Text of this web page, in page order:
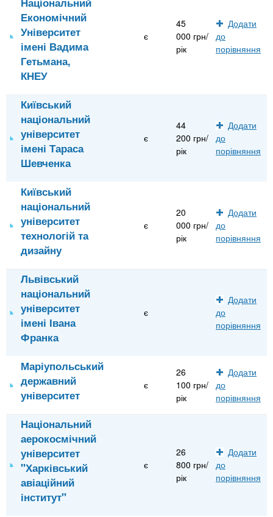
Економічний
Університет
імені Вадима
Гетьмана,
КНЕУ
є
45
000 грн/
рік
Додати
до
порівняння
Київський
національний
університет
імені Тараса
Шевченка
є
44
200 грн/
рік
Додати
до
порівняння
Київський
національний
університет
технологій та
дизайну
є
20
000 грн/
рік
Додати
до
порівняння
Львівський
національний
університет
імені Івана
Франка
є
Додати
до
порівняння
Маріупольський
державний
університет
є
26
100 грн/
рік
Додати
до
порівняння
Національний
аерокосмічний
університет
"Харківський
авіаційний
інститут"
є
26
800 грн/
рік
Додати
до
порівняння